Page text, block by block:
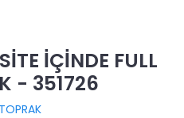
İÇİNDE FULL
- 351726